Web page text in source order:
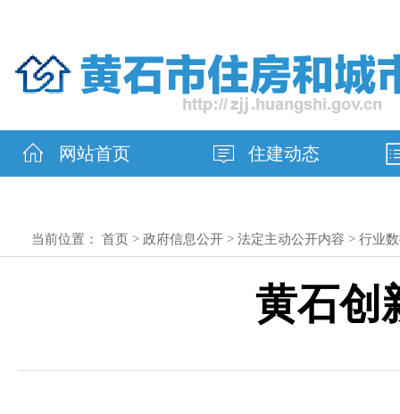
网站首页 住建动态
当前位置： 首页 > 政府信息公开 > 法定主动公开内容 > 行业
黄石创